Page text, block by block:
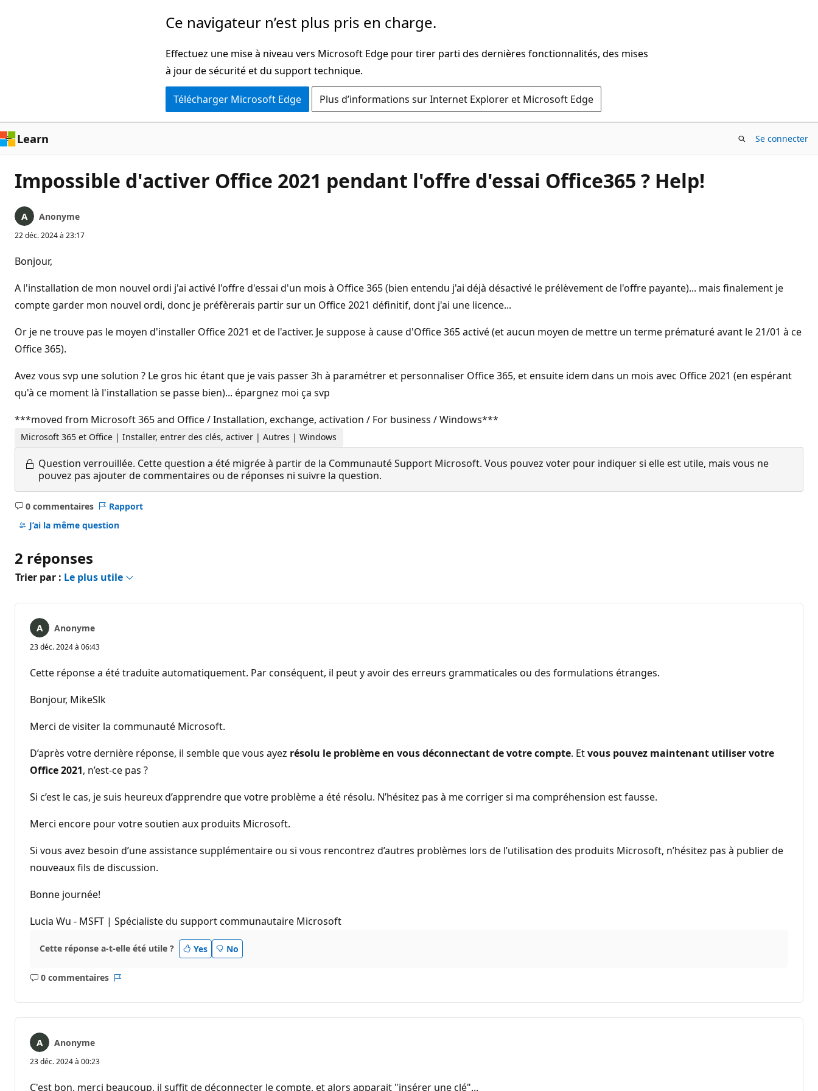
Ce navigateur n’est plus pris en charge.
Effectuez une mise à niveau vers Microsoft Edge pour tirer parti des dernières fonctionnalités, des mises
à jour de sécurité et du support technique.
Télécharger Microsoft Edge Plus d’informations sur Internet Explorer et Microsoft Edge
Learn Se connecter
Impossible d'activer Office 2021 pendant l'offre d'essai Office365 ? Help!
Anonyme
22 déc. 2024 à 23:17
Bonjour,
A l'installation de mon nouvel ordi j'ai activé l'offre d'essai d'un mois à Office 365 (bien entendu j'ai déjà désactivé le prélèvement de l'offre payante)... mais finalement je
compte garder mon nouvel ordi, donc je préfèrerais partir sur un Office 2021 définitif, dont j'ai une licence...
Or je ne trouve pas le moyen d'installer Office 2021 et de l'activer. Je suppose à cause d'Office 365 activé (et aucun moyen de mettre un terme prématuré avant le 21/01 à ce
Office 365).
Avez vous svp une solution ? Le gros hic étant que je vais passer 3h à paramétrer et personnaliser Office 365, et ensuite idem dans un mois avec Office 2021 (en espérant
qu'à ce moment là l'installation se passe bien)... épargnez moi ça svp
***moved from Microsoft 365 and Office / Installation, exchange, activation / For business / Windows***
Microsoft 365 et Office | Installer, entrer des clés, activer | Autres | Windows
Question verrouillée. Cette question a été migrée à partir de la Communauté Support Microsoft. Vous pouvez voter pour indiquer si elle est utile, mais vous ne
pouvez pas ajouter de commentaires ou de réponses ni suivre la question.
0 commentaires
Aucun
commentaire
Rapport
J’ai la même question
2 réponses
Trier par : Le plus utile
Anonyme
23 déc. 2024 à 06:43
Cette réponse a été traduite automatiquement. Par conséquent, il peut y avoir des erreurs grammaticales ou des formulations étranges.
Bonjour, MikeSlk
Merci de visiter la communauté Microsoft.
D’après votre dernière réponse, il semble que vous ayez résolu le problème en vous déconnectant de votre compte. Etvous pouvez maintenant utiliser votre
Office 2021, n’est-ce pas ?
Si c’est le cas, je suis heureux d’apprendre que votre problème a été résolu. N’hésitez pas à me corriger si ma compréhension est fausse.
Merci encore pour votre soutien aux produits Microsoft.
Si vous avez besoin d’une assistance supplémentaire ou si vous rencontrez d’autres problèmes lors de l’utilisation des produits Microsoft, n’hésitez pas à publier de
nouveaux fils de discussion.
Bonne journée!
Lucia Wu - MSFT | Spécialiste du support communautaire Microsoft
Cette réponse a-t-elle été utile ? Yes No
0 commentaires
Aucun
Anonyme
23 déc. 2024 à 00:23
C'est bon, merci beaucoup, il suffit de déconnecter le compte, et alors apparait "insérer une clé"...